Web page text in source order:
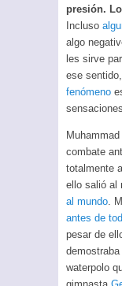
presión.
Incluso
algo
les sirve
ese
fenómeno
combate
totalmente
ello salió al
al mundo.
antes de
pesar de
waterpolo